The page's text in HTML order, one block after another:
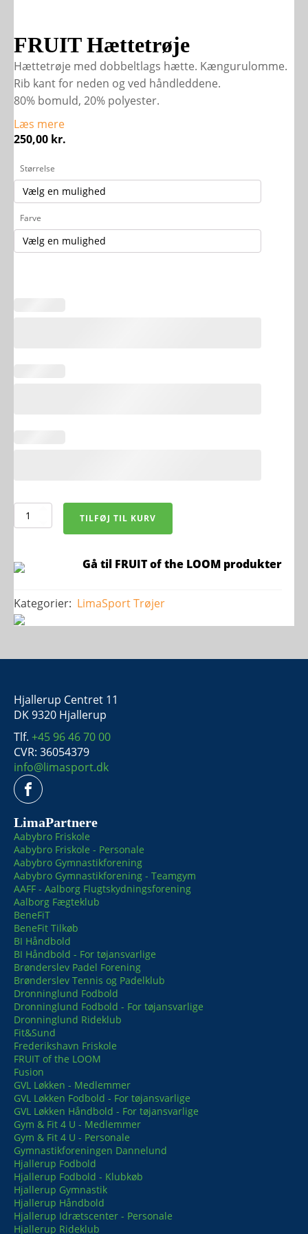
FRUIT Hættetrøje
Hættetrøje med dobbeltlags hætte. Kængurulomme.
Rib kant for neden og ved håndleddene.
80% bomuld, 20% polyester.
Læs mere
250,00 kr.
Størrelse
Farve
FRUIT
Hættetrøje
TILFØJ TIL KURV
Gå til FRUIT of the LOOM produkter
Kategorier: LimaSportTrøjer
Hjallerup Centret 11
DK 9320 Hjallerup
Tlf. +45 96 46 70 00
CVR: 36054379
info@limasport.dk
LimaPartnere
Aabybro Friskole
Aabybro Friskole - Personale
Aabybro Gymnastikforening
Aabybro Gymnastikforening - Teamgym
AAFF - Aalborg Flugtskydningsforening
Aalborg Fægteklub
BeneFiT
BeneFit Tilkøb
BI Håndbold
BI Håndbold - For tøjansvarlige
Brønderslev Padel Forening
Brønderslev Tennis og Padelklub
Dronninglund Fodbold
Dronninglund Fodbold - For tøjansvarlige
Dronninglund Rideklub
Fit&Sund
Frederikshavn Friskole
FRUIT of the LOOM
Fusion
GVL Løkken - Medlemmer
GVL Løkken Fodbold - For tøjansvarlige
GVL Løkken Håndbold - For tøjansvarlige
Gym & Fit 4 U - Medlemmer
Gym & Fit 4 U - Personale
Gymnastikforeningen Dannelund
Hjallerup Fodbold
Hjallerup Fodbold - Klubkøb
Hjallerup Gymnastik
Hjallerup Håndbold
Hjallerup Idrætscenter - Personale
Hjallerup Rideklub